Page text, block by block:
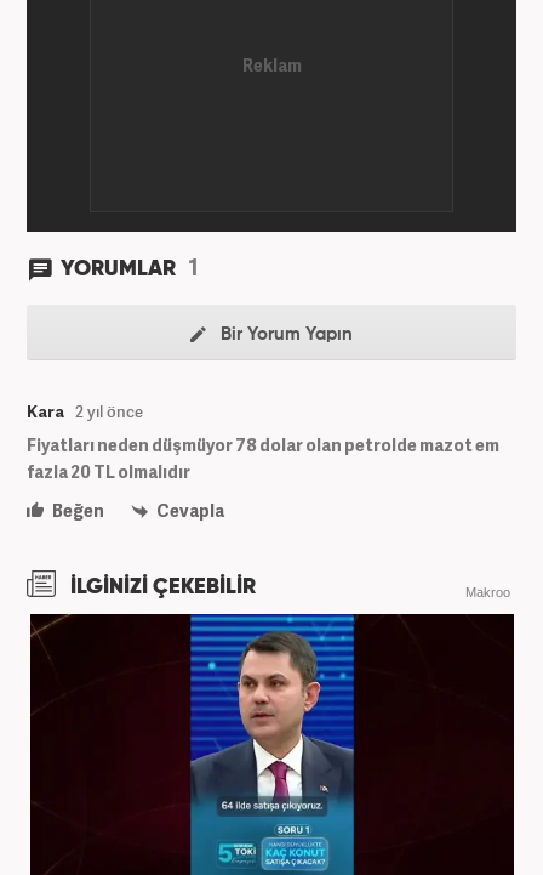
YORUMLAR 1
Bir Yorum Yapın
Kara 2 yıl önce
Fiyatları neden düşmüyor 78 dolar olan petrolde mazot em
fazla 20 TL olmalıdır
Beğen
Cevapla
İLGİNİZİ ÇEKEBİLİR Makroo